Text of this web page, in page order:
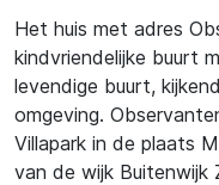
Het huis met adres
kindvriendelijke buurt
levendige buurt,
omgeving.
Villapark in de plaats
van de wijk Buitenwijk